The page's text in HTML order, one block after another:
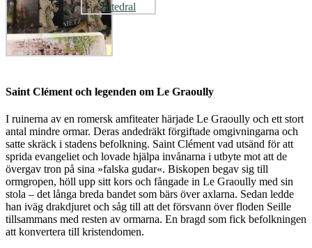
Saint Clément och legenden om Le Graoully
I ruinerna av en romersk amfiteater härjade Le Graoully och ett stort
antal mindre ormar. Deras andedräkt förgiftade omgivningarna och
satte skräck i stadens befolkning. Saint Clément vad utsänd för att
sprida evangeliet och lovade hjälpa invånarna i utbyte mot att de
övergav tron på sina »falska gudar«. Biskopen begav sig till
ormgropen, höll upp sitt kors och fångade in Le Graoully med sin
stola – det långa breda bandet som bärs över axlarna. Sedan ledde
han iväg drakdjuret och såg till att det försvann över floden Seille
tillsammans med resten av ormarna. En bragd som fick befolkningen
att konvertera till kristendomen.